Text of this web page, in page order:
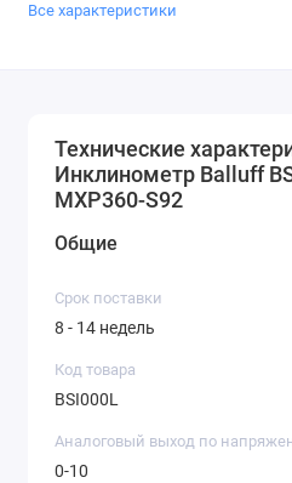
Все характеристики
Технические
Инклинометр Balluff
MXP360-S92
Общие
Срок поставки
8 - 14 недель
Код товара
BSI000L
Аналоговый выход по
0-10